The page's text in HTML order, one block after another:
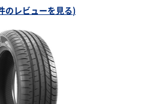
のレビューを見る)